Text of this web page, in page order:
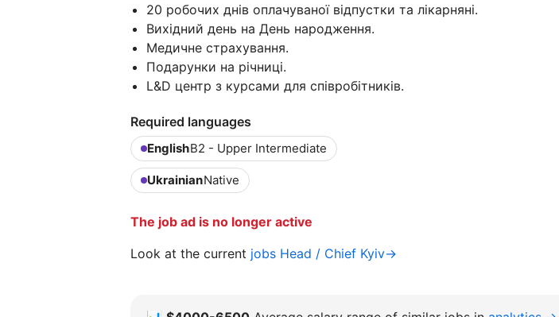
20 робочих днів оплачуваної відпустки та лікарняні.
Вихідний день на День народження.
Медичне страхування.
Подарунки на річниці.
L&D центр з курсами для співробітників.
Required languages
EnglishB2 - Upper Intermediate
UkrainianNative
The job ad is no longer active
Look at the current jobs Head / Chief Kyiv→